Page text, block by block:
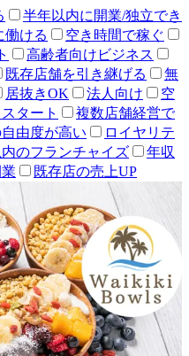
半年以内に開業/独立でき
働ける
空き時間で稼ぐ
高齢者向けビジネス
既存店舗を引き継げる
無
居抜きOK 法人向け
空
タート
複数店舗経営で
由度が高い
ロイヤリテ
のフランチャイズ
年収
既存店の売上UP